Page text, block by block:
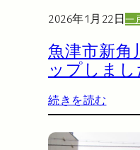
2026年1月22日一
魚津市新
ップしまし
続きを読む